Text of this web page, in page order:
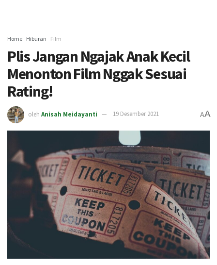
Home Hiburan Film
Plis Jangan Ngajak Anak Kecil
Menonton Film Nggak Sesuai
Rating!
oleh Anisah Meidayanti 19 Desember 2021 AA